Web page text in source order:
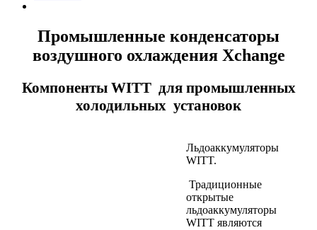
Промышленные конденсаторы
воздушного охлаждения Xchange
Компоненты WITT для промышленных
холодильных установок
Льдоаккумуляторы
WITT.
Традиционные
открытые
льдоаккумуляторы
WITT являются